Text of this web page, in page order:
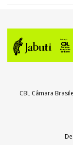
CBL Câmara